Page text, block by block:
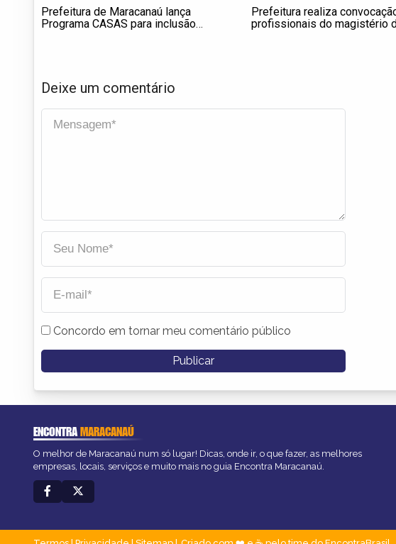
Prefeitura de Maracanaú lança
Programa CASAS para inclusão
Prefeitura realiza
profissionais do magistério
Deixe um comentário
Concordo em tornar meu comentário público
ENCONTRAMARACANAÚ
O melhor de Maracanaú num só lugar! Dicas, onde ir, o que fazer, as melhores
empresas, locais, serviços e muito mais no guia Encontra Maracanaú.